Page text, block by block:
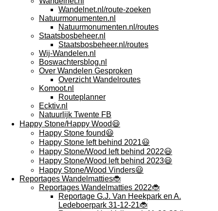
Wandelnet.nl/route-zoeken
Natuurmonumenten.nl
Natuurmonumenten.nl/routes
Staatsbosbeheer.nl
Staatsbosbeheer.nl/routes
Wij-Wandelen.nl
Boswachtersblog.nl
Over Wandelen Gesproken
Overzicht Wandelroutes
Komoot.nl
Routeplanner
Ecktiv.nl
Natuurlijk Twente FB
Happy Stone/Happy Wood😃
Happy Stone found😃
Happy Stone left behind 2021😃
Happy Stone/Wood left behind 2022😃
Happy Stone/Wood left behind 2023😃
Happy Stone/Wood Vinders😃
Reportages Wandelmatties🐞
Reportages Wandelmatties 2022🐞
Reportage G.J. Van Heekpark en A.
Ledeboerpark 31-12-21🐞